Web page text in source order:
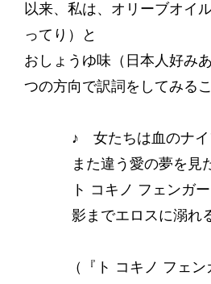
以来、私は、オリーブオイ
ってり）と
おしょうゆ味（日本人好み
つの方向で訳詞をしてみるこ
♪ 女たちは血のナイ
また違う愛の夢を見
ト コキノ フェンガー
影までエロスに溺れ
（『ト コキノ フェンガ